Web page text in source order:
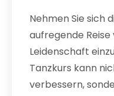
Nehmen Sie sich
aufregende
Leidenschaft
Tanzkurs kann
verbessern,